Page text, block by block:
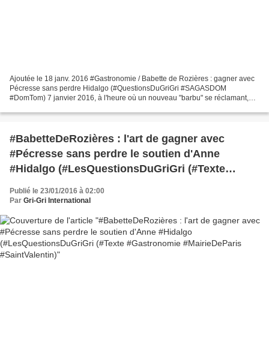
Ajoutée le 18 janv. 2016 #Gastronomie / Babette de Rozières : gagner avec
Pécresse sans perdre Hidalgo (#QuestionsDuGriGri #SAGASDOM
#DomTom) 7 janvier 2016, à l'heure où un nouveau "barbu" se réclamant,
#BabetteDeRozières : l'art de gagner avec
#Pécresse sans perdre le soutien d'Anne
#Hidalgo (#LesQuestionsDuGriGri (#Texte
#Gastronomie #MairieDeParis #SaintValentin)
Publié le 23/01/2016 à 02:00
Par Gri-Gri International